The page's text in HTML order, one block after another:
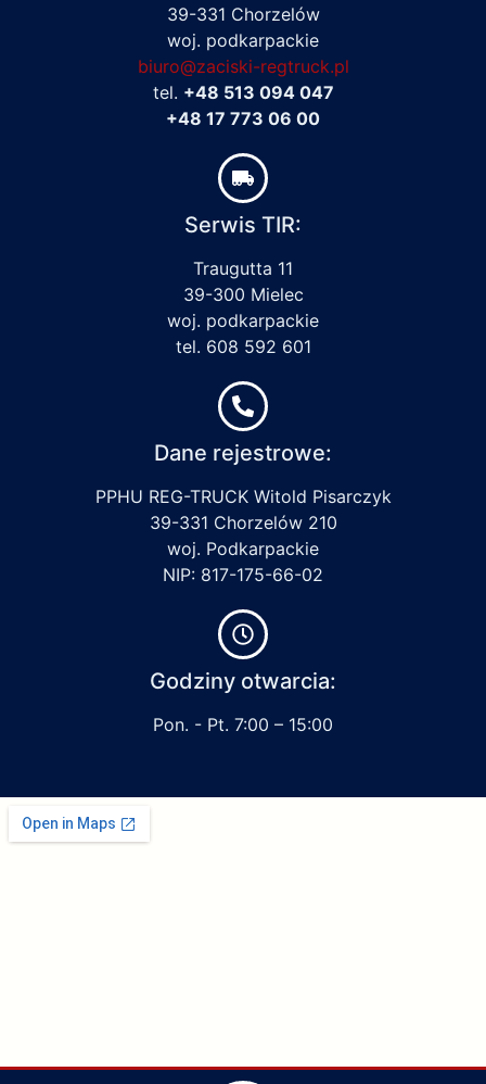
39-331 Chorzelów
woj. podkarpackie
biuro@zaciski-regtruck.pl
tel. +48 513 094 047
+48 17 773 06 00
Serwis TIR:
Traugutta 11
39-300 Mielec
woj. podkarpackie
tel. 608 592 601
Dane rejestrowe:
PPHU REG-TRUCK Witold Pisarczyk
39-331 Chorzelów 210
woj. Podkarpackie
NIP: 817-175-66-02
Godziny otwarcia:
Pon. - Pt. 7:00 – 15:00